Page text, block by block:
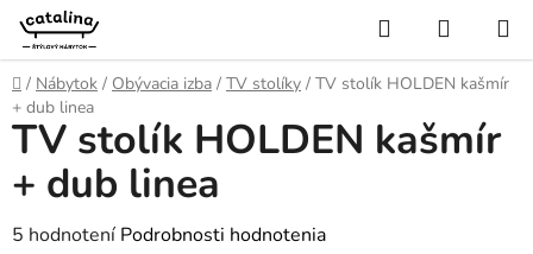
Prejsť
obsah
Hľadať
KOŠÍK
Domov
/ Nábytok / Obývacia izba / TV stolíky / TV stolík HOLDEN kašmír
+ dub linea
TV stolík HOLDEN kašmír
+ dub linea
Priemerné
5 hodnotení Podrobnosti hodnotenia